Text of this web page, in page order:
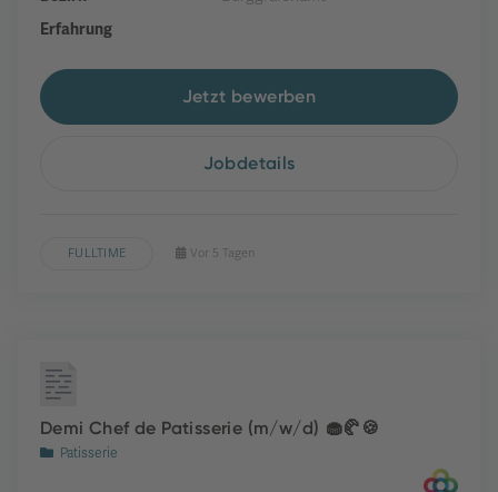
Erfahrung
Jetzt bewerben
Jobdetails
FULLTIME Vor 5 Tagen
Demi Chef de Patisserie (m/w/d) 🧁🥐🍪
Patisserie